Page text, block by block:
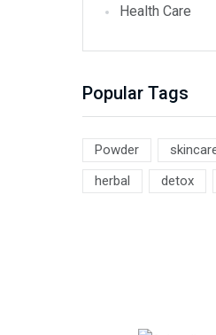
Health Care
Popular Tags
Powder
herbal
detox